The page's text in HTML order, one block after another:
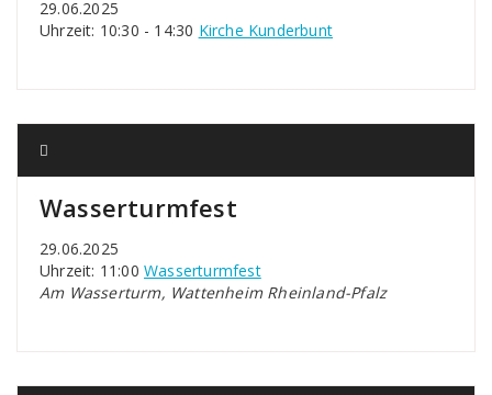
29.06.2025
Uhrzeit: 10:30 - 14:30 Kirche Kunderbunt
Wasserturmfest
29.06.2025
Uhrzeit: 11:00 Wasserturmfest
Am Wasserturm, Wattenheim Rheinland-Pfalz